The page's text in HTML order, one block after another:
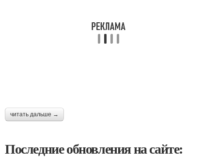
читать дальше →
Последние обновления на сайте: